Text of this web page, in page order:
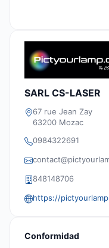
SARL CS-LASER
67 rue Jean Zay
63200 Mozac
0984322691
848148706
https://
Conformidad